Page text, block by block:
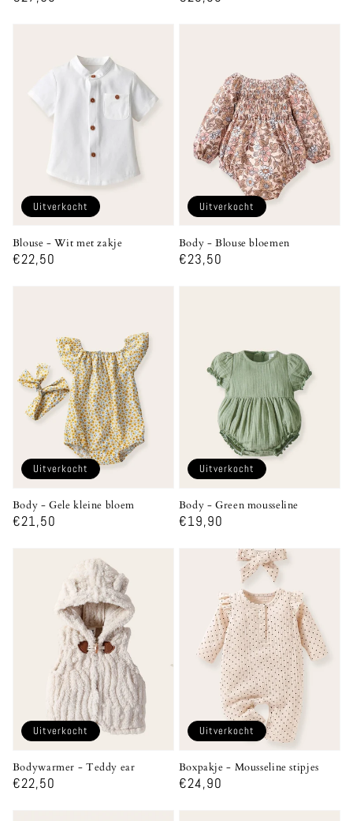
Blouse - Wit met zakje
Normale
€22,50
Uitverkocht
Body - Blouse bloemen
Normale
€23,50
Uitverkocht
Body - Gele kleine bloem
Normale
€21,50
Uitverkocht
Body - Green mousseline
Normale
€19,90
Uitverkocht
Bodywarmer - Teddy ear
Normale
€22,50
Uitverkocht
Boxpakje - Mousseline stipjes
Normale
€24,90
Uitverkocht